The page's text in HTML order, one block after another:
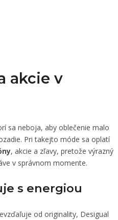
akcie v
sa neboja, aby oblečenie malo
Pri takejto móde sa oplatí
, akcie a zľavy, pretože výrazný
v správnom momente.
s energiou
od originality, Desigual